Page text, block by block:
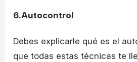
6.Autocontrol
Debes explicarle qué es el
que todas estas técnicas te